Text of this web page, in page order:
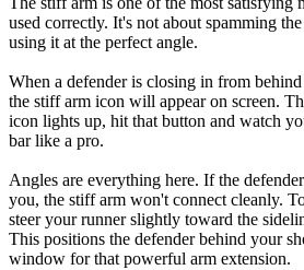
used correctly. It's not about spamming
using it at the perfect angle.
When a defender is closing in from
the stiff arm icon will appear on screen.
icon lights up, hit that button and watch
bar like a pro.
Angles are everything here. If the
you, the stiff arm won't connect cleanly.
steer your runner slightly toward the
This positions the defender behind your
window for that powerful arm extension.